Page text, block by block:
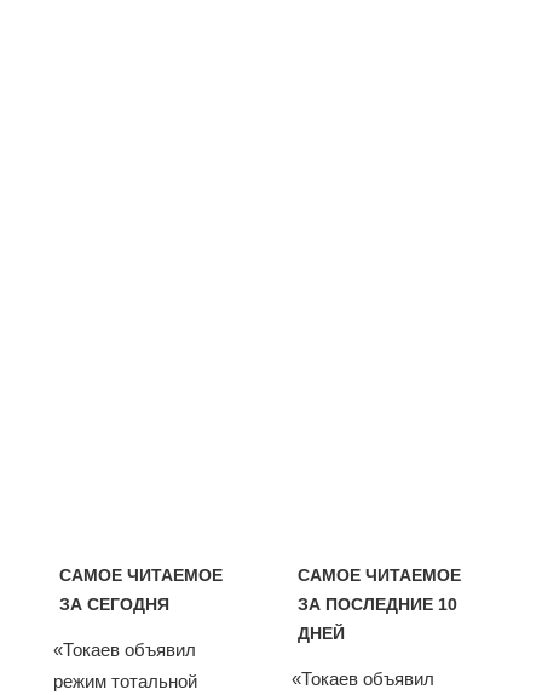
САМОЕ ЧИТАЕМОЕ
ЗА СЕГОДНЯ
«Токаев объявил
режим тотальной
САМОЕ ЧИТАЕМОЕ
ЗА ПОСЛЕДНИЕ 10
ДНЕЙ
«Токаев объявил